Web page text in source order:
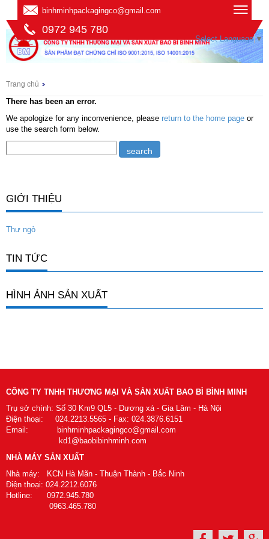
binhminhpackagingco@gmail.com
0972 945 780
Select Language ▼
Trang chủ
There has been an error.
We apologize for any inconvenience, please return to the home page or
use the search form below.
GIỚI THIỆU
Thư ngỏ
TIN TỨC
HÌNH ẢNH SẢN XUẤT
CÔNG TY TNHH THƯƠNG MẠI VÀ SẢN XUẤT BAO BÌ BÌNH MINH
Trụ sở chính: Số 30 Km9 QL5 - Dương xá - Gia Lâm - Hà Nội
Điện thoại: 024.2213.5565 - Fax: 024.3876.6151
Email: binhminhpackagingco@gmail.com
kd1@baobibinhminh.com
NHÀ MÁY SẢN XUẤT
Nhà máy: KCN Hà Mãn - Thuận Thành - Bắc Ninh
Điện thoại: 024.2212.6076
Hotline: 0972.945.780
0963.465.780